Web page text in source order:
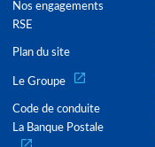
Nos engagements
RSE
Plan du site
Le Groupe
Code de conduite
La Banque Postale